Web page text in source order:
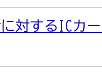
対するICカ